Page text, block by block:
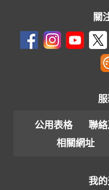
關
公用表格 聯
相關網址
我